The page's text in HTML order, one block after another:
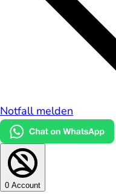
Notfall melden
0 Account